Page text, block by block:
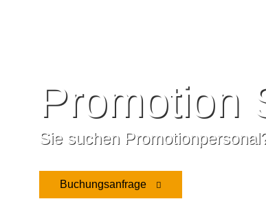
Promotion
Sie suchen
Buchungsanfrage